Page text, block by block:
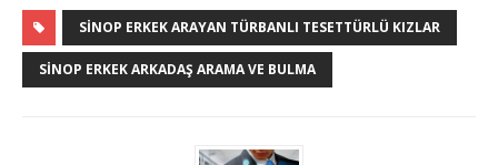
SINOP ERKEK ARAYAN TÜRBANLI TESETTÜRLÜ KIZLAR
SINOP ERKEK ARKADAŞ ARAMA VE BULMA